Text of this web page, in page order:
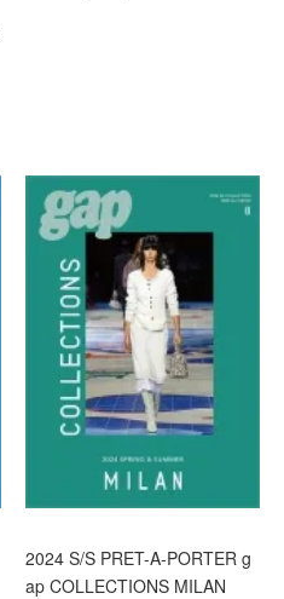
2024 S/S PRET-A-PORTER g
ap COLLECTIONS MILAN